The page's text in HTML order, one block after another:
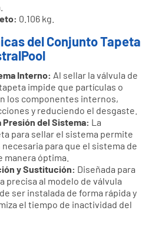
0.106 kg.
del Conjunto Tapeta
Interno: Al sellar la válvula de
impide que partículas o
los componentes internos,
y reduciendo el desgaste.
del Sistema: La
para sellar el sistema permite
para que el sistema de
óptima.
y Sustitución: Diseñada para
precisa al modelo de válvula
ser instalada de forma rápida y
el tiempo de inactividad del